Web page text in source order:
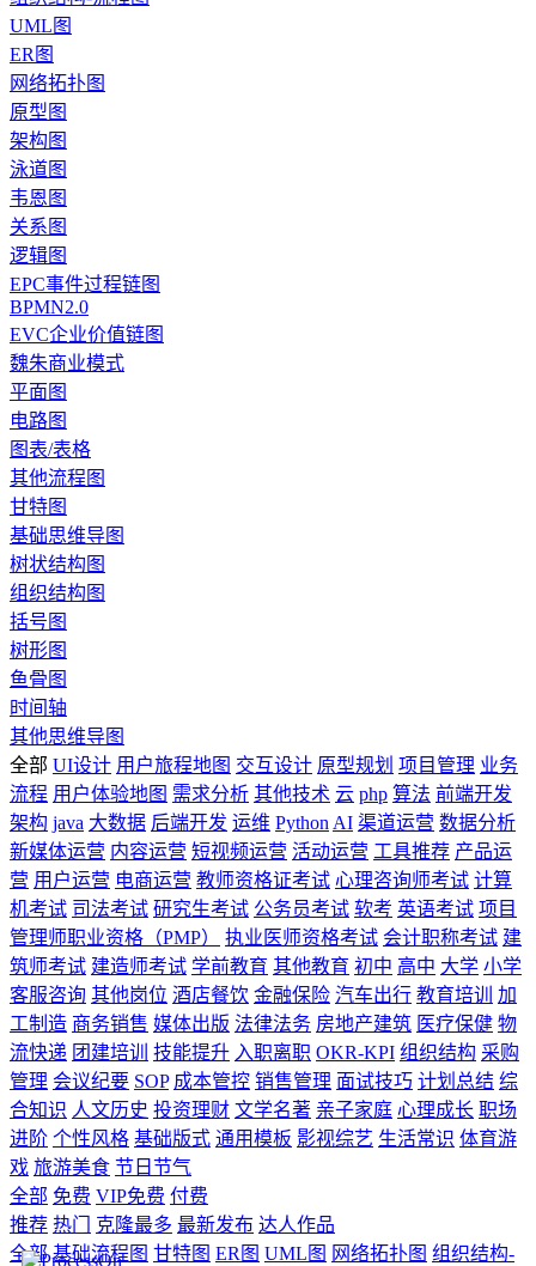
UML图
ER图
网络拓扑图
原型图
架构图
泳道图
韦恩图
关系图
逻辑图
EPC事件过程链图
BPMN2.0
EVC企业价值链图
魏朱商业模式
平面图
电路图
图表/表格
其他流程图
甘特图
基础思维导图
树状结构图
组织结构图
括号图
树形图
鱼骨图
时间轴
其他思维导图
全部 UI设计 用户旅程地图 交互设计 原型规划 项目管理 业务
流程 用户体验地图 需求分析 其他技术 云 php 算法 前端开发
架构 java 大数据 后端开发 运维 Python AI 渠道运营 数据分析
新媒体运营 内容运营 短视频运营 活动运营 工具推荐 产品运
营 用户运营 电商运营 教师资格证考试 心理咨询师考试 计算
机考试 司法考试 研究生考试 公务员考试 软考 英语考试 项目
管理师职业资格（PMP）
执业医师资格考试 会计职称考试 建
筑师考试 建造师考试 学前教育 其他教育 初中 高中 大学 小学
客服咨询 其他岗位 酒店餐饮 金融保险 汽车出行 教育培训
加
工制造 商务销售 媒体出版 法律法务 房地产建筑 医疗保健 物
流快递 团建培训 技能提升 入职离职 OKR-KPI 组织结构 采购
管理 会议纪要 SOP 成本管控 销售管理 面试技巧 计划总结 综
合知识 人文历史 投资理财 文学名著 亲子家庭 心理成长 职场
进阶 个性风格 基础版式 通用模板 影视综艺 生活常识 体育游
戏 旅游美食 节日节气
全部 免费 VIP免费 付费
推荐 热门 克隆最多 最新发布 达人作品
全部 基础流程图 甘特图 ER图 UML图 网络拓扑图 组织结构-